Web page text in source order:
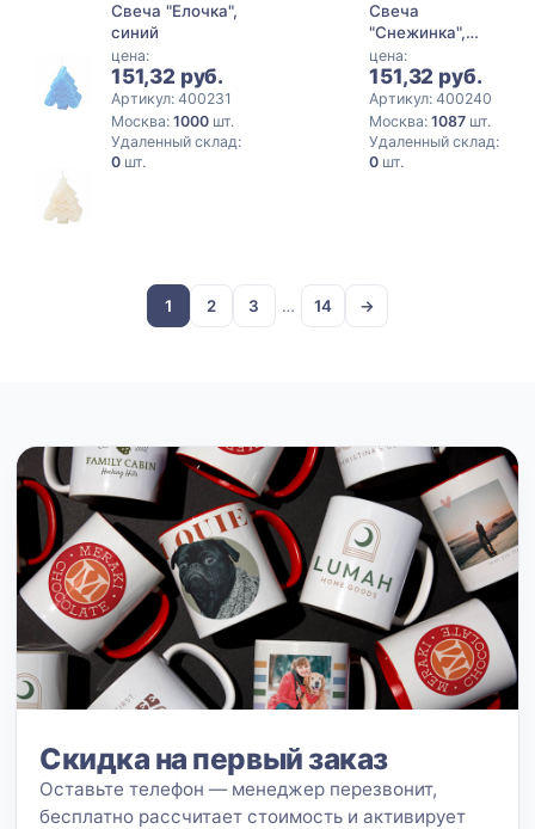
Свеча "Елочка",
синий
цена:
151,32 руб.
Артикул: 400231
Москва: 1000шт.
Удаленный склад:
0шт.
Свеча
"Снежинка",
молочный
цена:
151,32 руб.
Артикул: 400240
Москва:1087 шт.
Удаленный склад:
0 шт.
1 2 3 … 14 →
Скидка на первый заказ
Оставьте телефон — менеджер перезвонит,
бесплатно рассчитает стоимость и активирует